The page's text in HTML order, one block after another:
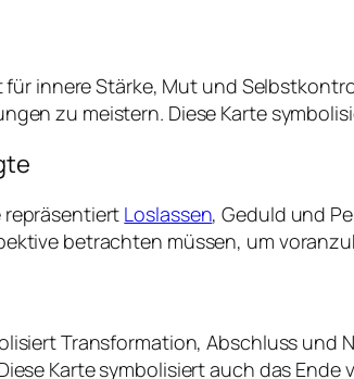
für innere Stärke, Mut und
zu meistern. Diese Karte
repräsentiert Loslassen, Geduld und
betrachten müssen, um
Transformation, Abschluss und
Karte symbolisiert auch das